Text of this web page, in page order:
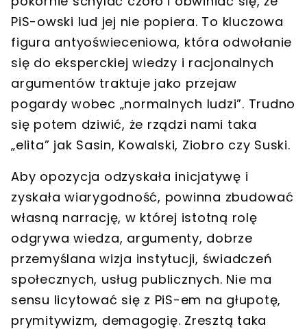
PiS-owski lud jej nie popiera. To kluczowa
figura antyoświeceniowa, która odwołanie
się do eksperckiej wiedzy i racjonalnych
argumentów traktuje jako przejaw
pogardy wobec „normalnych ludzi”. Trudno
się potem dziwić, że rządzi nami taka
„elita” jak Sasin, Kowalski, Ziobro czy Suski.
Aby opozycja odzyskała inicjatywę i
zyskała wiarygodność, powinna zbudować
własną narrację, w której istotną rolę
odgrywa wiedza, argumenty, dobrze
przemyślana wizja instytucji, świadczeń
społecznych, usług publicznych. Nie ma
sensu licytować się z PiS-em na głupotę,
prymitywizm, demagogię. Zresztą taka